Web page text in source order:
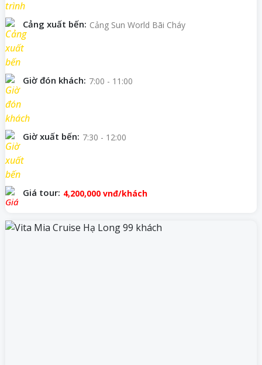
Cảng xuất bến: Cảng Sun World Bãi Cháy
Giờ đón khách: 7:00 - 11:00
Giờ xuất bến: 7:30 - 12:00
Giá tour: 4,200,000 vnđ/khách